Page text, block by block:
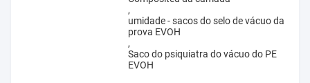
,
umidade - sacos do selo de vácuo da
prova EVOH
,
Saco do psiquiatra do vácuo do PE
EVOH